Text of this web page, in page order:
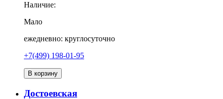
Наличие:
Мало
ежедневно: круглосуточно
+7(499) 198-01-95
В корзину
Достоевская